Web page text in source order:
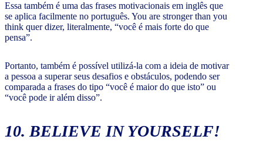
Essa também é uma das frases motivacionais em inglês que
se aplica facilmente no português. You are stronger than you
think quer dizer, literalmente, “você é mais forte do que
pensa”.
Portanto, também é possível utilizá-la com a ideia de motivar
a pessoa a superar seus desafios e obstáculos, podendo ser
comparada a frases do tipo “você é maior do que isto” ou
“você pode ir além disso”.
10. BELIEVE IN YOURSELF!